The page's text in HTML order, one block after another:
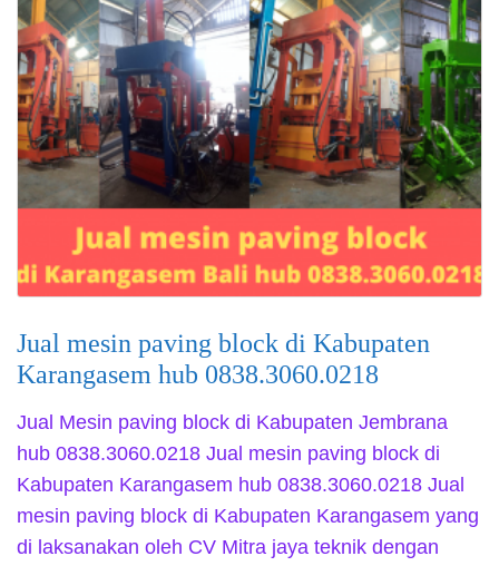
Jual mesin paving block di Kabupaten
Karangasem hub 0838.3060.0218
Jual Mesin paving block di Kabupaten Jembrana
hub 0838.3060.0218 Jual mesin paving block di
Kabupaten Karangasem hub 0838.3060.0218 Jual
mesin paving block di Kabupaten Karangasem yang
di laksanakan oleh CV Mitra jaya teknik dengan